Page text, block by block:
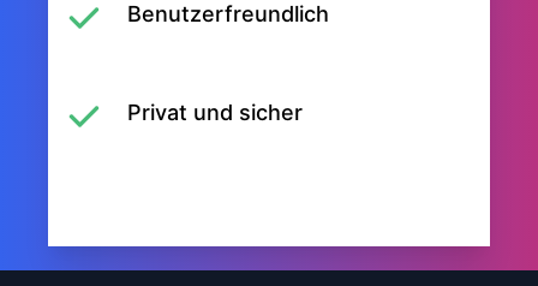
Benutzerfreundlich
Privat und sicher